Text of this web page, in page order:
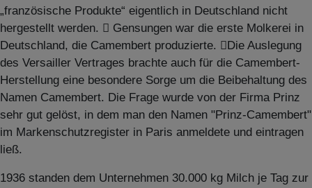
„französische Produkte“ eigentlich in Deutschland nicht
hergestellt werden.  Gensungen war die erste Molkerei in
Deutschland, die Camembert produzierte. Die Auslegung
des Versailler Vertrages brachte auch für die Camembert-
Herstellung eine besondere Sorge um die Beibehaltung des
Namen Camembert. Die Frage wurde von der Firma Prinz
sehr gut gelöst, in dem man den Namen "Prinz-Camembert"
im Markenschutzregister in Paris anmeldete und eintragen
ließ.
1936 standen dem Unternehmen 30.000 kg Milch je Tag zur